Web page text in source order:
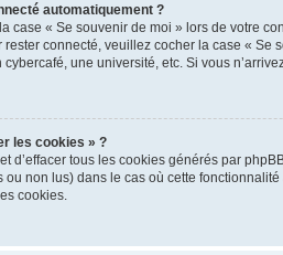
automatiquement ?
case « Se souvenir de moi » lors de votre
rester connecté, veuillez cocher la case «
une université, etc. Si vous
les cookies » ?
d’effacer tous les cookies générés par
ou non lus) dans le cas où cette
cookies.